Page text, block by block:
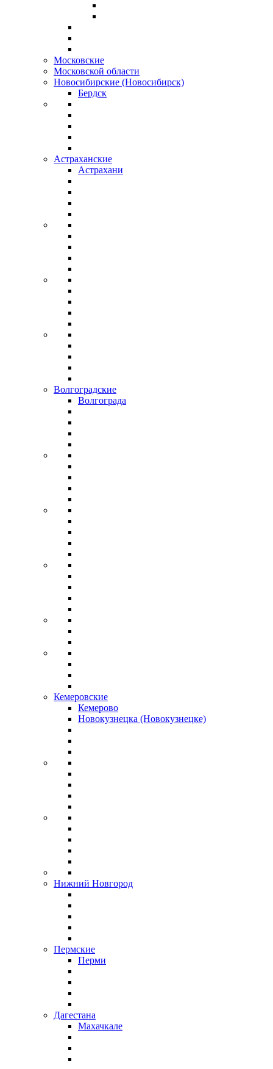
Московские
Московской области
Новосибирские (Новосибирск)
Бердск
Астраханские
Астрахани
Волгоградские
Волгограда
Кемеровские
Кемерово
Новокузнецка (Новокузнецке)
Нижний Новгород
Пермские
Перми
Дагестана
Махачкале